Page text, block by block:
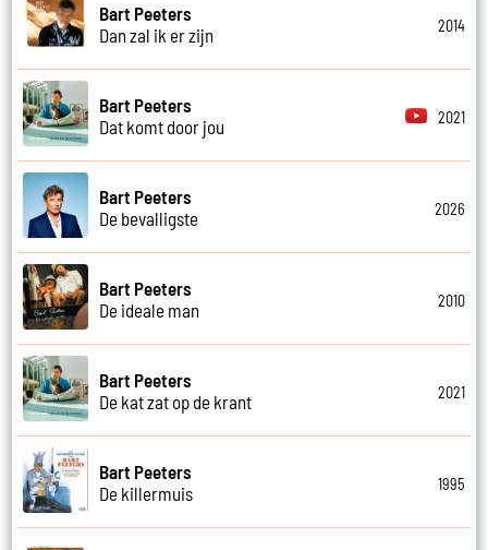
Bart Peeters
Dan zal ik er zijn
2014
Bart Peeters
Dat komt door jou
2021
Bart Peeters
De bevalligste
2026
Bart Peeters
De ideale man
2010
Bart Peeters
De kat zat op de krant
2021
Bart Peeters
De killermuis
1995